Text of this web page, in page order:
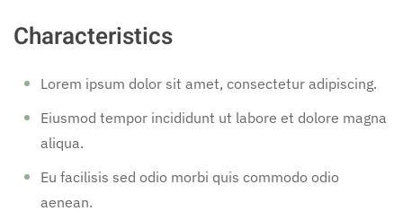
Characteristics
Lorem ipsum dolor sit amet, consectetur adipiscing.
Eiusmod tempor incididunt ut labore et dolore magna
aliqua.
Eu facilisis sed odio morbi quis commodo odio
aenean.